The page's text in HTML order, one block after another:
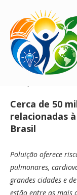
Home Ecologia
Cerca de 50
relacionadas
Brasil
Poluição oferece
pulmonares,
grandes cidades e
estão entre as mais